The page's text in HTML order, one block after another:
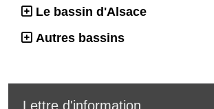
Le bassin d'Alsace
Autres bassins
Lettre d'information